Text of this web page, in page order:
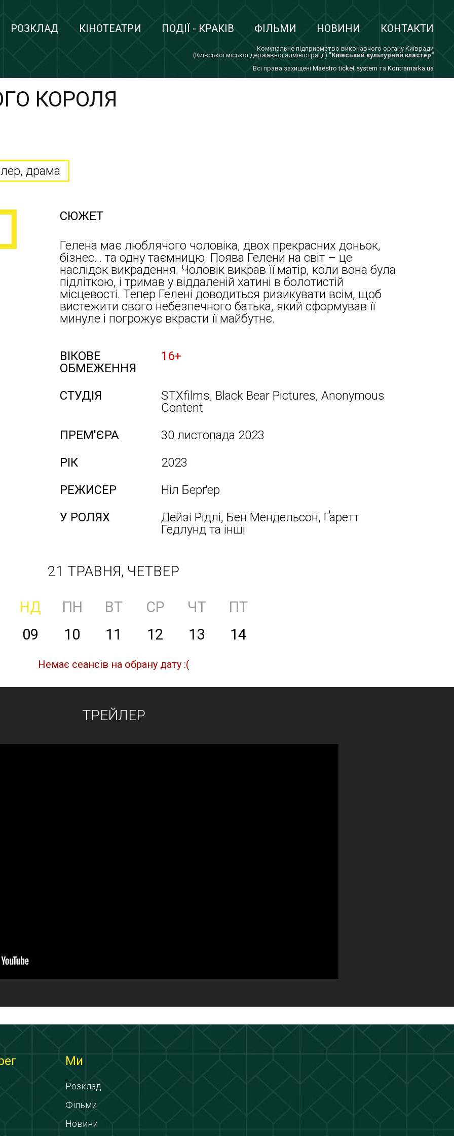
РОЗКЛАД КІНОТЕАТРИ ПОДІЇ - КРАКІВ ФІЛЬМИ НОВИНИ КОНТАКТИ
Комунальне підприємство виконавчого органу Київради
(Київської міської державної адміністрації) "Київський культурний кластер"
Всi права захищенi Maestro ticket system та Kontramarka.ua
КОРОЛЯ
драма
СЮЖЕТ
Гелена має люблячого чоловіка, двох прекрасних доньок,
бізнес… та одну таємницю. Поява Гелени на світ – це
наслідок викрадення. Чоловік викрав її матір, коли вона була
підліткою, і тримав у віддаленій хатині в болотистій
місцевості. Тепер Гелені доводиться ризикувати всім, щоб
вистежити свого небезпечного батька, який сформував її
минуле і погрожує вкрасти її майбутнє.
ВІКОВЕ
ОБМЕЖЕННЯ
16+
СТУДІЯ
STXfilms, Black Bear Pictures, Anonymous
Content
ПРЕМ'ЄРА
30 листопада 2023
РІК
2023
РЕЖИСЕР
Ніл Берґер
У РОЛЯХ
Дейзі Рідлі, Бен Мендельсон, Ґаретт
Гедлунд та інші
21 ТРАВНЯ, ЧЕТВЕР
НД ПН ВТ СР ЧТ
ПТ
09 10 11 12 13 14
Немає сеансів на обрану дату :(
ТРЕЙЛЕР
Ми
Розклад
Фільми
Новини